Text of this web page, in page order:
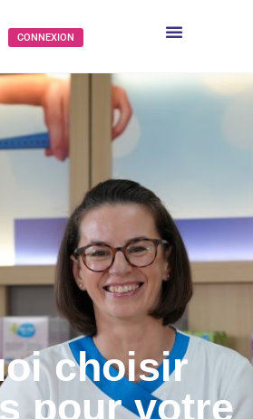
CONNEXION
choisir
pour votre